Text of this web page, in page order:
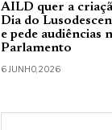
AILD quer a
Dia do
e pede audiências
Parlamento
6 JUNHO, 2026